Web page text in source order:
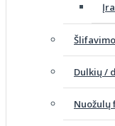
Šlifavimo
Dulkių /
Nuožulų